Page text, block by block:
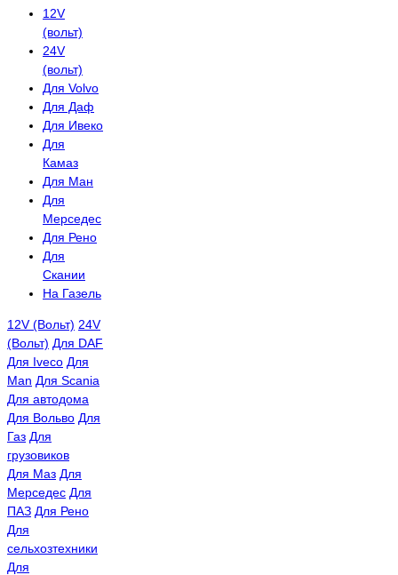
12V
(вольт)
24V
(вольт)
Для Volvo
Для Даф
Для Ивеко
Для
Камаз
Для Ман
Для
Мерседес
Для Рено
Для
Скании
На Газель
12V (Вольт) 24V
(Вольт) Для DAF
Для Iveco Для
Man Для Scania
Для автодома
Для Вольво Для
Газ Для
грузовиков
Для Маз Для
Мерседес Для
ПАЗ Для Рено
Для
сельхозтехники
Для